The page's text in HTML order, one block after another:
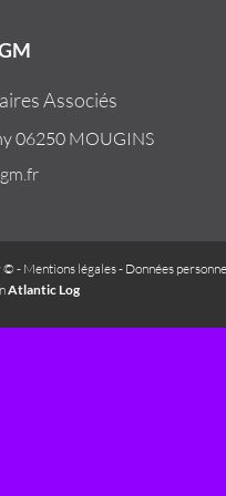
Associés
06250 MOUGINS
© - Mentions légales- Données
Atlantic Log